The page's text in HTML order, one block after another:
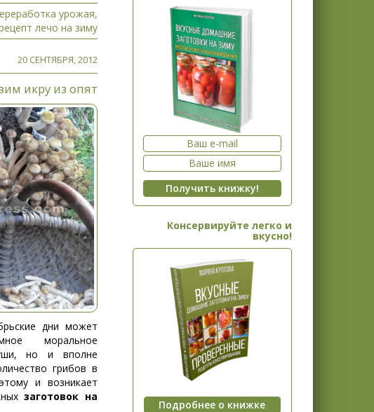
урожая,
лечо на зиму
20 СЕНТЯБРЯ, 2012
икру из опят
дни может
моральное
но и вполне
грибов в
и возникает
заготовок на
Консервируйте легко и
вкусно!